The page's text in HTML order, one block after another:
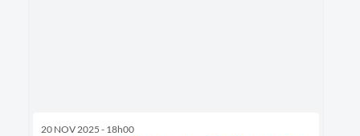
20 NOV 2025 - 18h00